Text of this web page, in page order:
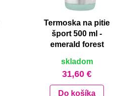
Termoska na pitie
šport 500 ml -
emerald forest
skladom
31,60 €
Do košíka